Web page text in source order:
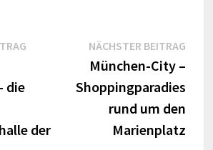
Vorheriger
die
der
NÄCHSTER BEITRAG
München-City –
Shoppingparadies
rund um den
Marienplatz